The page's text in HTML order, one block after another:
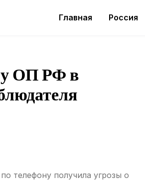
Главная Россия
ОП РФ в
телефону получила угрозы о